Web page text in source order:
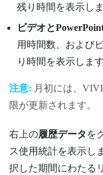
残り時間を表示し
ビデオと
用時間数、および
り時間を表示します
注意: 月初には、
限が更新されます。
右上の履歴データ を
ス使用統計を表示し
択した期間にわたる